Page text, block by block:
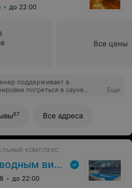
до 22:00
Все цены
поддерживает в
погреться в сауне
Еще
67 Все адреса
КОМПЛЕКС
видам спорта
до 22:00